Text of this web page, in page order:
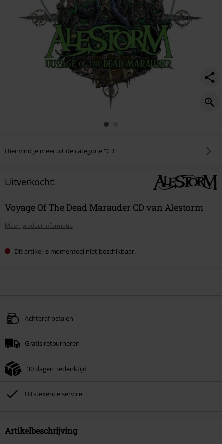
Hier vind je meer uit de categorie "CD"
Uitverkocht!
Voyage Of The Dead Marauder CD van Alestorm
Meer product informatie
Dit artikel is momenteel niet beschikbaar.
Achteraf betalen
Gratis retourneren
30 dagen bedenktijd
Uitstekende service
Artikelbeschrijving